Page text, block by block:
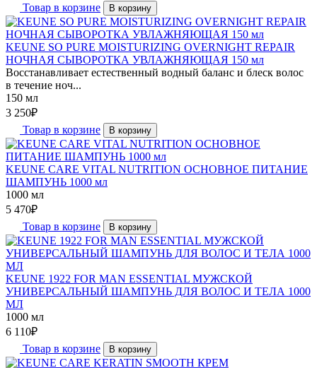
Товар в корзине
В корзину
KEUNE SO PURE MOISTURIZING OVERNIGHT REPAIR
НОЧНАЯ СЫВОРОТКА УВЛАЖНЯЮЩАЯ 150 мл
Восстанавливает естественный водный баланс и блеск волос
в течение ноч...
150 мл
3 250₽
Товар в корзине
В корзину
KEUNE CARE VITAL NUTRITION ОСНОВНОЕ ПИТАНИЕ
ШАМПУНЬ 1000 мл
1000 мл
5 470₽
Товар в корзине
В корзину
KEUNE 1922 FOR MAN ESSENTIAL МУЖСКОЙ
УНИВЕРСАЛЬНЫЙ ШАМПУНЬ ДЛЯ ВОЛОС И ТЕЛА 1000
МЛ
1000 мл
6 110₽
Товар в корзине
В корзину